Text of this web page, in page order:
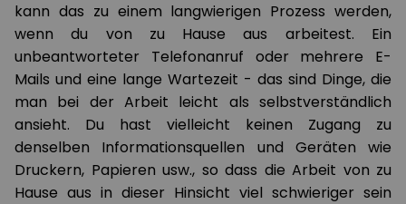
kann das zu einem langwierigen Prozess werden,
wenn du von zu Hause aus arbeitest. Ein
unbeantworteter Telefonanruf oder mehrere E-
Mails und eine lange Wartezeit - das sind Dinge, die
man bei der Arbeit leicht als selbstverständlich
ansieht. Du hast vielleicht keinen Zugang zu
denselben Informationsquellen und Geräten wie
Druckern, Papieren usw., so dass die Arbeit von zu
Hause aus in dieser Hinsicht viel schwieriger sein